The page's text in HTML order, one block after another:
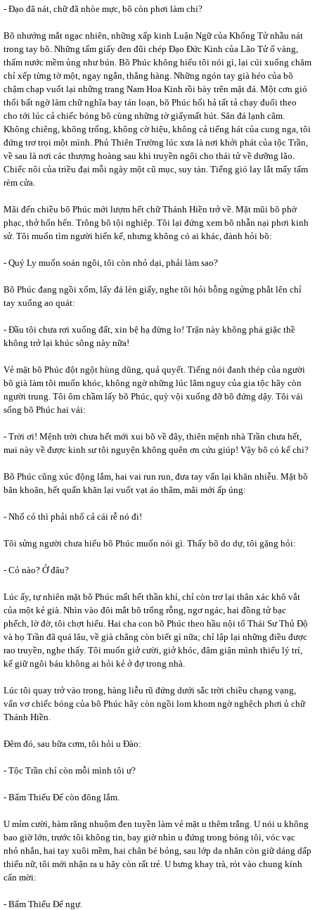
- Đạo đã nát, chữ đã nhòe mực, bõ còn phơi làm chi?
Bõ nhướng mắt ngạc nhiên, những xấp kinh Luận Ngữ của Khổng Tử nhầu nát
trong tay bõ. Những tấm giấy đen đũi chép Đạo Đức Kinh của Lão Tử ố vàng,
thấm nước mềm ủng như bún. Bõ Phúc không hiểu tôi nói gì, lại cúi xuống chăm
chỉ xếp từng tờ một, ngay ngắn, thẳng hàng. Những ngón tay già héo của bõ
chậm chạp vuốt lại những trang Nam Hoa Kinh rồi bày trên mặt đá. Một cơn gió
thổi bất ngờ làm chữ nghĩa bay tán loạn, bõ Phúc hối hả tất tả chạy đuổi theo
cho tới lúc cả chiếc bóng bõ cùng những tờ giấymất hút. Sân đá lạnh câm.
Không chiêng, không trống, không cờ hiệu, không cả tiếng hát của cung nga, tôi
đứng trơ trọi một mình. Phủ Thiên Trường lúc xưa là nơi khởi phát của tộc Trần,
về sau là nơi các thượng hoàng sau khi truyền ngôi cho thái tử về dưỡng lão.
Chiếc nôi của triều đại mỗi ngày một cũ mục, suy tàn. Tiếng gió lay lắt mấy tấm
rèm cửa.
Mãi đến chiều bõ Phúc mới lượm hết chữ Thánh Hiền trở về. Mặt mũi bõ phờ
phạc, thở hổn hển. Trông bõ tội nghiệp. Tôi lại đứng xem bõ nhẫn nại phơi kinh
sử. Tôi muốn tìm người hiến kế, nhưng không có ai khác, đành hỏi bõ:
- Quý Ly muốn soán ngôi, tôi còn nhỏ dại, phải làm sao?
Bõ Phúc đang ngồi xổm, lấy đá lèn giấy, nghe tôi hỏi bỗng ngửng phắt lên chỉ
tay xuống ao quát:
- Đầu tôi chưa rơi xuống đất, xin bệ hạ đừng lo! Trận này không phá giặc thề
không trở lại khúc sông này nữa!
Vẻ mặt bõ Phúc đột ngột hùng dũng, quả quyết. Tiếng nói đanh thép của người
bõ già làm tôi muốn khóc, không ngờ những lúc lâm nguy của gia tộc hãy còn
người trung. Tôi ôm chầm lấy bõ Phúc, quỳ vội xuống đỡ bõ đứng dậy. Tôi vái
sống bõ Phúc hai vái:
- Trời ơi! Mệnh trời chưa hết mới xui bõ về đây, thiên mệnh nhà Trần chưa hết,
mai này về được kinh sư tôi nguyện không quên ơn cứu giúp! Vậy bõ có kế chi?
Bõ Phúc cũng xúc động lắm, hai vai run run, đưa tay vấn lại khăn nhiễu. Mặt bõ
băn khoăn, hết quấn khăn lại vuốt vạt áo thâm, mãi mới ấp úng:
- Nhổ cỏ thì phải nhổ cả cái rễ nó đi!
Tôi sửng người chưa hiểu bõ Phúc muốn nói gì. Thấy bõ do dự, tôi gặng hỏi:
- Cỏ nào? Ở đâu?
Lúc ấy, tự nhiên mặt bõ Phúc mất hết thần khí, chỉ còn trơ lại thân xác khô vắt
của một kẻ già. Nhìn vào đôi mắt bõ trống rỗng, ngơ ngác, hai đồng tử bạc
phếch, lờ đờ, tôi chợt hiểu. Hai cha con bõ Phúc theo hầu nội tổ Thái Sư Thủ Độ
và họ Trần đã quá lâu, về già chẳng còn biết gì nữa; chỉ lập lại những điều được
rao truyền, nghe thấy. Tôi muốn giở cười, giở khóc, đâm giận mình thiếu lý trí,
kế giữ ngôi báu không ai hỏi kẻ ở đợ trong nhà.
Lúc tôi quay trở vào trong, hàng liễu rũ đứng dưới sắc trời chiều chạng vạng,
vẩn vơ chiếc bóng của bõ Phúc hãy còn ngồi lom khom ngờ nghệch phơi ủ chữ
Thánh Hiền.
Đêm đó, sau bữa cơm, tôi hỏi u Đào:
- Tộc Trần chỉ còn mỗi mình tôi ư?
- Bẩm Thiếu Đế còn đông lắm.
U mỉm cười, hàm răng nhuộm đen tuyền làm vẻ mặt u thêm trắng. U nói u không
bao giờ lớn, trước tôi không tin, bay giờ nhìn u đứng trong bóng tôi, vóc vạc
nhỏ nhắn, hai tay xuôi mềm, hai chân bé bỏng, sau lớp da nhăn còn giữ dáng dấp
thiếu nữ, tôi mới nhận ra u hãy còn rất trẻ. U bưng khay trà, rót vào chung kính
cẩn mời:
- Bẩm Thiếu Đế ngự.